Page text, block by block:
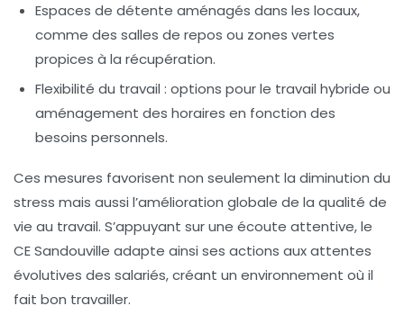
Espaces de détente aménagés dans les locaux,
comme des salles de repos ou zones vertes
propices à la récupération.
Flexibilité du travail : options pour le travail hybride ou
aménagement des horaires en fonction des
besoins personnels.
Ces mesures favorisent non seulement la diminution du
stress mais aussi l’amélioration globale de la qualité de
vie au travail. S’appuyant sur une écoute attentive, le
CE Sandouville adapte ainsi ses actions aux attentes
évolutives des salariés, créant un environnement où il
fait bon travailler.